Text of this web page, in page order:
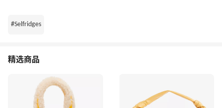
#Selfridges
精选商品